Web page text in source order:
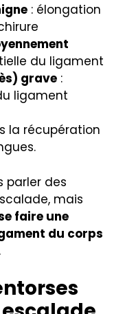
: élongation
du ligament
grave :
ligament
la récupération
parler des
mais
faire une
du corps